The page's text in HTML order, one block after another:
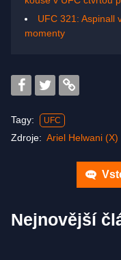
UFC 321: Aspinall
momenty
Tagy: UFC
Zdroje: Ariel Helwani (X)
Nejnovější